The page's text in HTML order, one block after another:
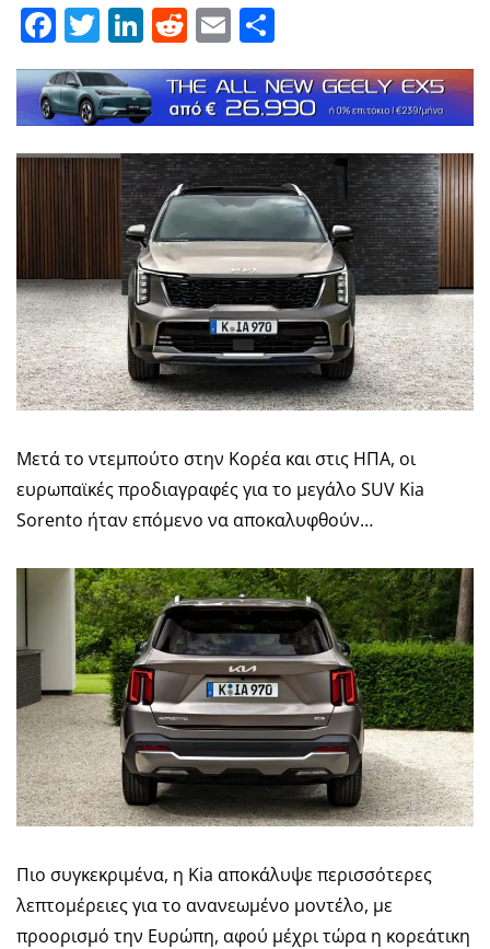
Facebook
Twitter
LinkedIn
Reddit
Email
Μετά το ντεμπούτο στην Κορέα και στις ΗΠΑ, οι
ευρωπαϊκές προδιαγραφές για το μεγάλο SUV Kia
Sorento ήταν επόμενο να αποκαλυφθούν…
Πιο συγκεκριμένα, η Kia αποκάλυψε περισσότερες
λεπτομέρειες για το ανανεωμένο μοντέλο, με
προορισμό την Ευρώπη, αφού μέχρι τώρα η κορεάτικη